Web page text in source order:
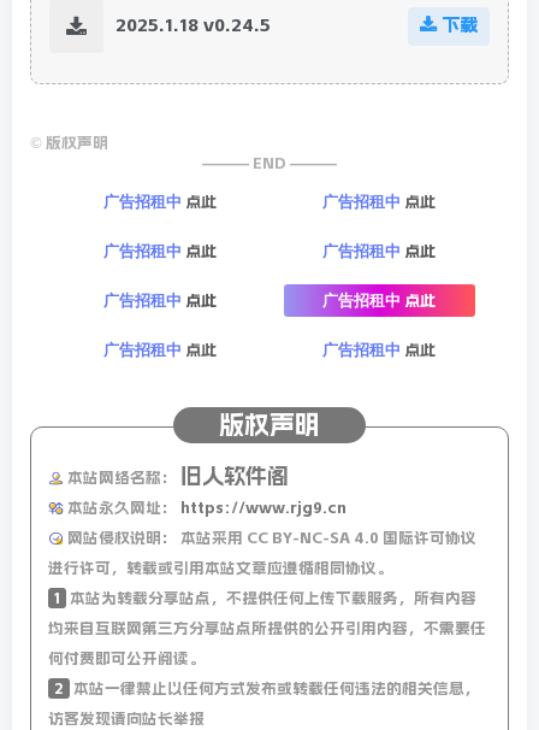
2025.1.18 v0.24.5 下载
© 版权声明
——— END ———
广告招租中 点此 广告招租中 点此
广告招租中 点此 广告招租中 点此
广告招租中 点此 广告招租中 点此
广告招租中 点此 广告招租中 点此
版权声明
本站网络名称： 旧人软件阁
本站永久网址：
https://www.rjg9.cn
网站侵权说明：
本站采用 CC BY-NC-SA 4.0 国际许可协议
进行许可，转载或引用本站文章应遵循相同协议。
1
本站为转载分享站点，不提供任何上传下载服务，所有内容
均来自互联网第三方分享站点所提供的公开引用内容，不需要任
何付费即可公开阅读。
2
本站一律禁止以任何方式发布或转载任何违法的相关信息，
访客发现请向站长举报